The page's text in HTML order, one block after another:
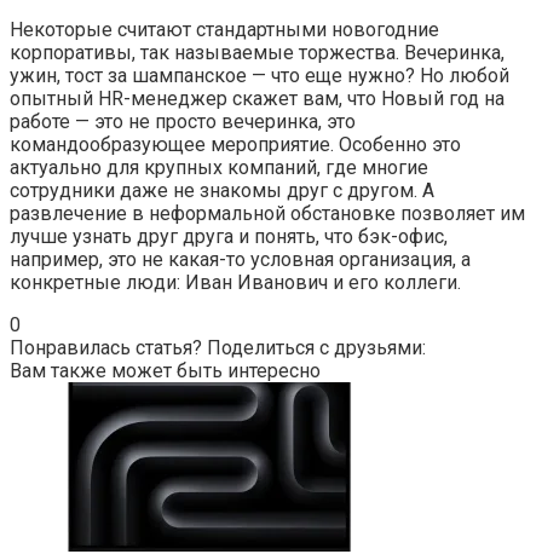
Некоторые считают стандартными новогодние
корпоративы, так называемые торжества. Вечеринка,
ужин, тост за шампанское — что еще нужно? Но любой
опытный HR-менеджер скажет вам, что Новый год на
работе — это не просто вечеринка, это
командообразующее мероприятие. Особенно это
актуально для крупных компаний, где многие
сотрудники даже не знакомы друг с другом. А
развлечение в неформальной обстановке позволяет им
лучше узнать друг друга и понять, что бэк-офис,
например, это не какая-то условная организация, а
конкретные люди: Иван Иванович и его коллеги.
0
Понравилась статья? Поделиться с друзьями:
Вам также может быть интересно